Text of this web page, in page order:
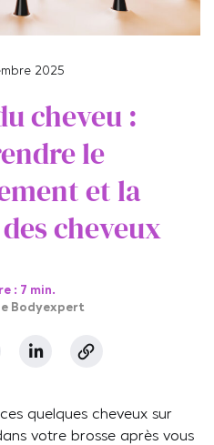
2025
cheveu :
le
et la
cheveux
: 7 min.
Bodyexpert
quelques cheveux sur
votre brosse après vous